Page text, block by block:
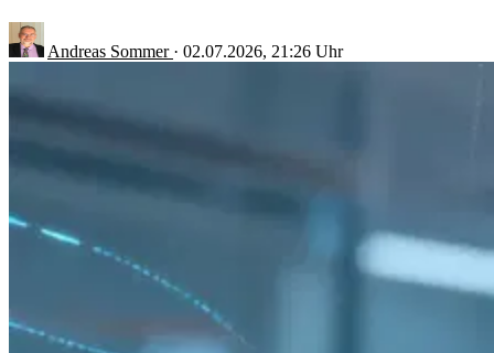
Andreas Sommer · 02.07.2026, 21:26 Uhr